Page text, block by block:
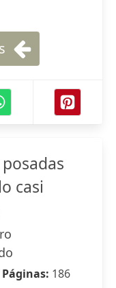
casi
186